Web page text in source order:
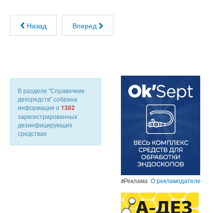
Назад Вперед
В разделе "Справочник
дезсредств" собрана
информация о 1382
зарегистрированных
дезинфицирующих
средствах
#Реклама О рекламодателе